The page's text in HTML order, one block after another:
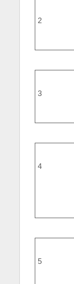
2
3
4
5